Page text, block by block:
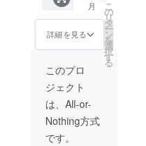
帯・下
駄・着
付け
セット
はおま
かせと
なりま
す。
トいた
しま
す。 ※
金額の
中に作
成され
たオリ
ジナル
浴衣（1
枚）の
金額を
月
詳細を見る
こ
の
リ
タ
ー
ン
を
選
択
す
る
このプロ
ジェクト
は、All-or-
Nothing方式
です。